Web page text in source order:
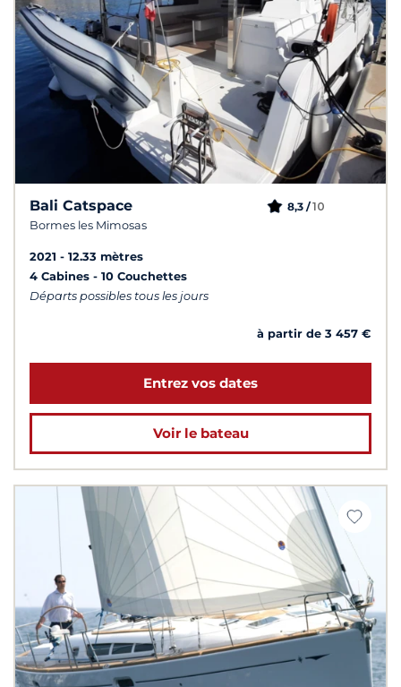
Bali Catspace
Bormes les Mimosas
8,3 /10
2021
12.33 mètres
4 Cabines
10 Couchettes
Départs possibles tous les jours
à partir de 3 457 €
Entrez vos dates
Voir le bateau